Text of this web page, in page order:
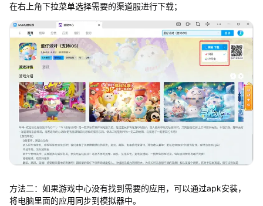
在右上角下拉菜单选择需要的渠道服进行下载；
方法二：如果游戏中心没有找到需要的应用，可以通过apk安装，
将电脑里面的应用同步到模拟器中。